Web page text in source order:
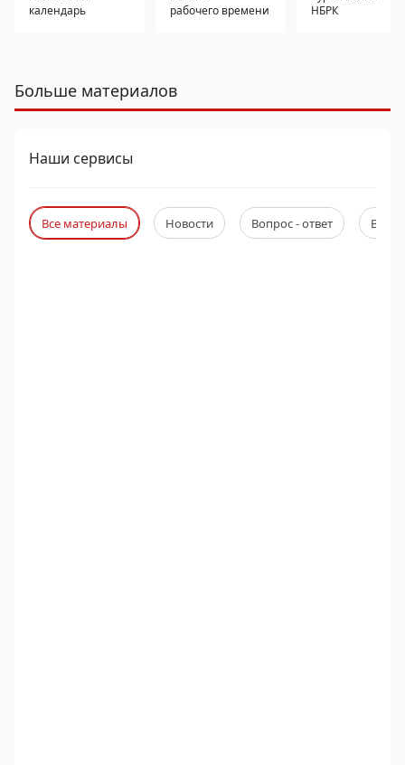
календарь
рабочего времени
НБРК
Больше материалов
Наши сервисы
Все материалы Новости Вопрос - ответ